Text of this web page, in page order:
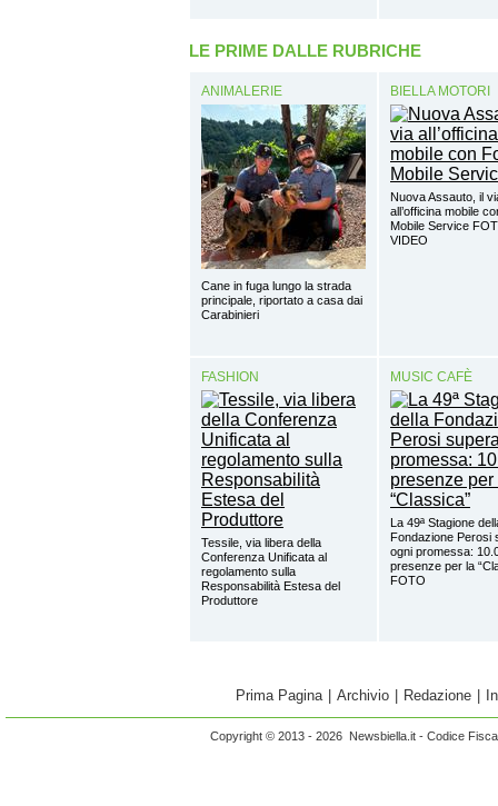
LE PRIME DALLE RUBRICHE
ANIMALERIE
Cane in fuga lungo la strada
principale, riportato a casa dai
Carabinieri
BIELLA MOTORI
Nuova Assauto, il
all’officina mobile
Mobile Service
VIDEO
FASHION
Tessile, via libera della
Conferenza Unificata al
regolamento sulla
Responsabilità Estesa del
Produttore
MUSIC CAFÈ
La 49ª Stagione
Fondazione Perosi
ogni promessa:
presenze per la
FOTO
Prima Pagina | Archivio | Redazione |
Copyright © 2013 - 2026 Newsbiella.it - Codice